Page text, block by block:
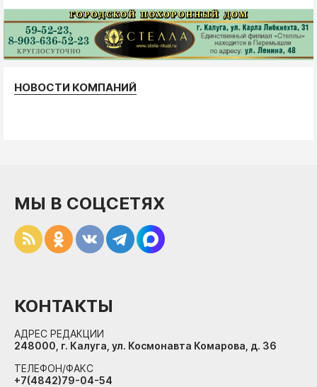
НОВОСТИ КОМПАНИЙ
МЫ В СОЦСЕТЯХ
КОНТАКТЫ
АДРЕС РЕДАКЦИИ
248000, г. Калуга, ул. Космонавта Комарова, д. 36
ТЕЛЕФОН/ФАКС
+7(4842)79-04-54